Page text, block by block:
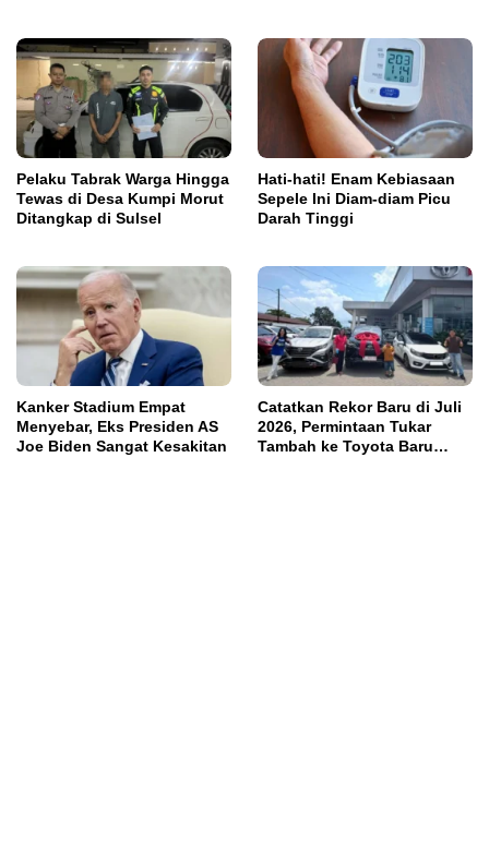
Pelaku Tabrak Warga Hingga
Tewas di Desa Kumpi Morut
Ditangkap di Sulsel
Hati-hati! Enam Kebiasaan
Sepele Ini Diam-diam Picu
Darah Tinggi
Kanker Stadium Empat
Menyebar, Eks Presiden AS
Joe Biden Sangat Kesakitan
Catatkan Rekor Baru di Juli
2026, Permintaan Tukar
Tambah ke Toyota Baru